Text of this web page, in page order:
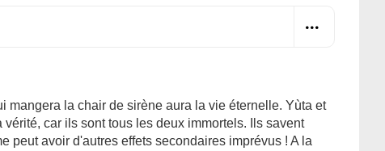
mangera la chair de sirène aura la vie éternelle. Yùta et
car ils sont tous les deux immortels. Ils savent
peut avoir d'autres effets secondaires imprévus ! A la